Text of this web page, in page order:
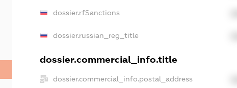
dossier.rfSanctions
dossier.russian_reg_title
dossier.commercial_info.title
dossier.commercial_info.postal_address